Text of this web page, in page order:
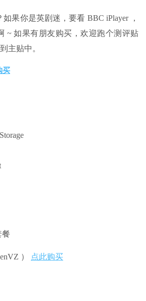
果你是英剧迷，要看 BBC iPlayer ，
~ 如果有朋友购买，欢迎跑个测评贴
主贴中。
买
餐
） 点此购买